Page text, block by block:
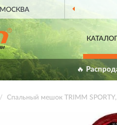
МОСКВА
КАТАЛОГ
🔥
Спальный мешок TRIMM